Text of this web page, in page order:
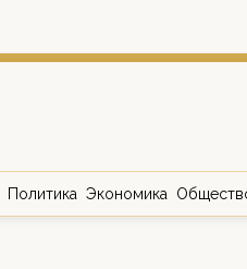
Политика Экономика